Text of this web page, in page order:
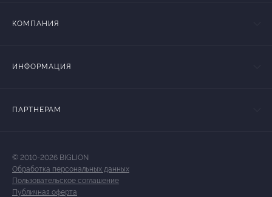
КОМПАНИЯ
ИНФОРМАЦИЯ
ПАРТНЕРАМ
© 2010-2026 BIGLION
Обработка персональных данных
Пользовательское соглашение
Публичная оферта